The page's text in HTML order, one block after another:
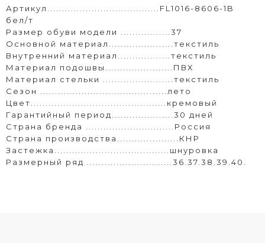
Артикул......................................FL1016-8606-1B
бел/т
Размер обуви модели .................37
Основной материал......................текстиль
Внутренний материал..................текстиль
Материал подошвы.......................ПВХ
Материал стельки ........................текстиль
Сезон ...........................................лето
Цвет..............................................кремовый
Гарантийный период.....................30 дней
Страна бренда ..............................Россия
Страна производства.....................КНР
Застежка.......................................шнуровка
Размерный ряд .............................36.37.38.39.40.